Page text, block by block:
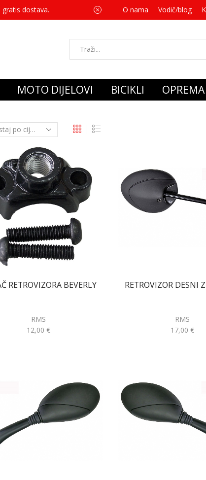
dostava. Za svaku
O nama Vodič/blog
MOTO DIJELOVI BICIKLI
RETROVIZORA BEVERLY
RMS
12,00 €
RETROVIZOR DESNI
RMS
17,00€